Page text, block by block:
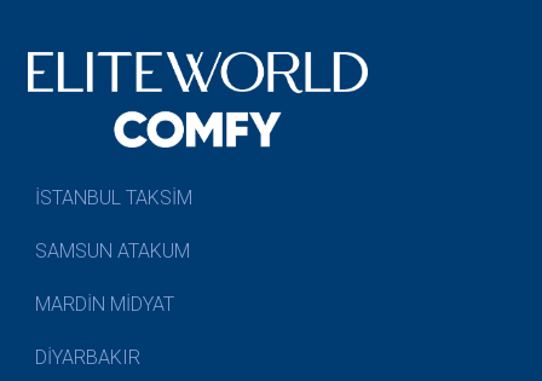
İSTANBUL TAKSİM
SAMSUN ATAKUM
MARDİN MİDYAT
DİYARBAKIR